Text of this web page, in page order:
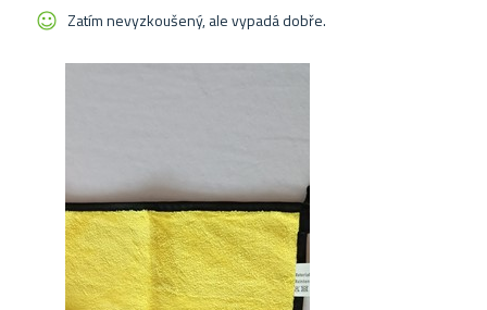
Zatím nevyzkoušený, ale vypadá dobře.